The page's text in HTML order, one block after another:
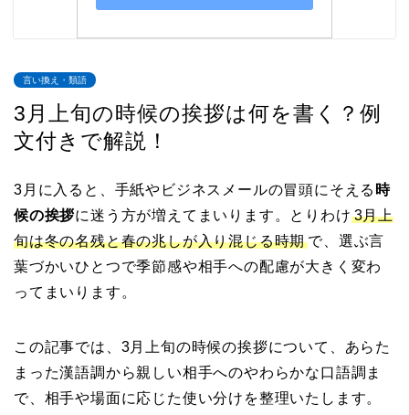
言い換え・類語
3月上旬の時候の挨拶は何を書く？例
文付きで解説！
3月に入ると、手紙やビジネスメールの冒頭にそえる 時
候の挨拶に迷う方が増えてまいります。とりわけ 3月上
旬は冬の名残と春の兆しが入り混じる時期 で、選ぶ言
葉づかいひとつで季節感や相手への配慮が大きく変わ
ってまいります。
この記事では、3月上旬の時候の挨拶について、あらた
まった漢語調から親しい相手へのやわらかな口語調ま
で、相手や場面に応じた使い分けを整理いたします。